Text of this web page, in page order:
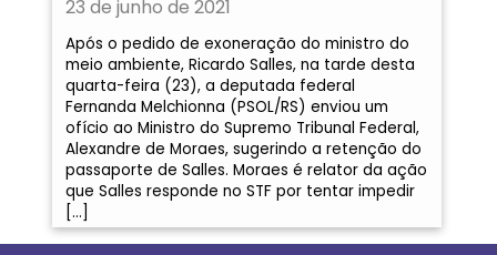
23 de junho de 2021
Após o pedido de exoneração do ministro do
meio ambiente, Ricardo Salles, na tarde desta
quarta-feira (23), a deputada federal
Fernanda Melchionna (PSOL/RS) enviou um
ofício ao Ministro do Supremo Tribunal Federal,
Alexandre de Moraes, sugerindo a retenção do
passaporte de Salles. Moraes é relator da ação
que Salles responde no STF por tentar impedir
[…]